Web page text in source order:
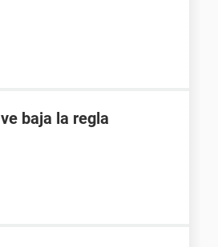
baja la regla